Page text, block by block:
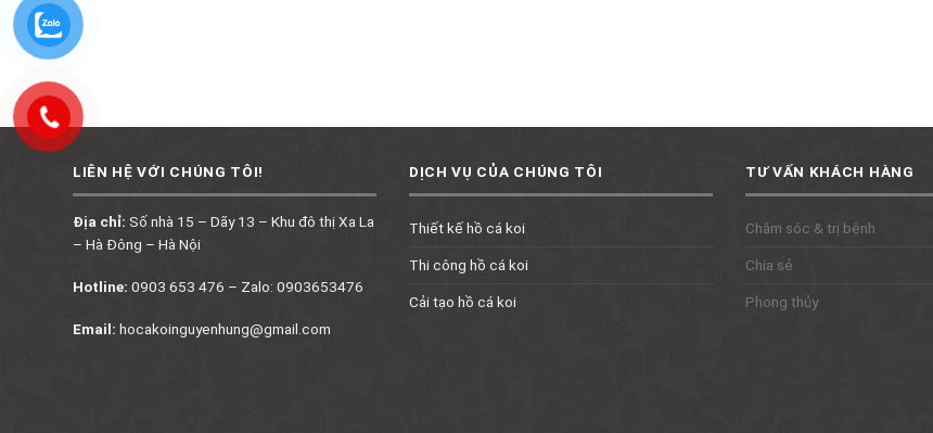
LIÊN HỆ VỚI CHÚNG TÔI!
Địa chỉ: Số nhà 15 – Dãy 13 – Khu đô thị Xa La
– Hà Đông – Hà Nội
Hotline: 0903 653 476 – Zalo: 0903653476
Email: hocakoinguyenhung@gmail.com
DỊCH VỤ CỦA CHÚNG TÔI
Thiết kế hồ cá koi
Thi công hồ cá koi
Cải tạo hồ cá koi
TƯ VẤN KHÁCH HÀNG
Chăm sóc & trị bệnh
Chia sẻ
Phong thủy